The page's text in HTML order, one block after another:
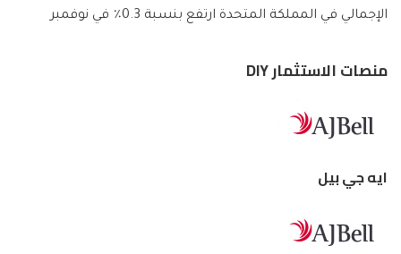
الإجمالي في المملكة المتحدة ارتفع بنسبة 0.3٪ في نوفمبر
منصات الاستثمار DIY
ايه جي بيل